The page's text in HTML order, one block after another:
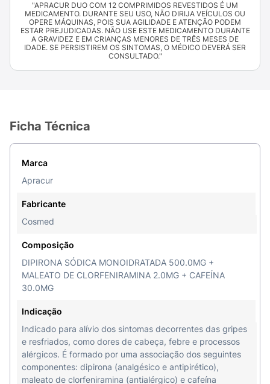
"APRACUR DUO COM 12 COMPRIMIDOS REVESTIDOS É UM
MEDICAMENTO. DURANTE SEU USO, NÃO DIRIJA VEÍCULOS OU
OPERE MÁQUINAS, POIS SUA AGILIDADE E ATENÇÃO PODEM
ESTAR PREJUDICADAS. NÃO USE ESTE MEDICAMENTO DURANTE
A GRAVIDEZ E EM CRIANÇAS MENORES DE TRÊS MESES DE
IDADE. SE PERSISTIREM OS SINTOMAS, O MÉDICO DEVERÁ SER
CONSULTADO."
Ficha Técnica
Marca
Apracur
Fabricante
Cosmed
Composição
DIPIRONA SÓDICA MONOIDRATADA 500.0MG +
MALEATO DE CLORFENIRAMINA 2.0MG + CAFEÍNA
30.0MG
Indicação
Indicado para alívio dos sintomas decorrentes das gripes
e resfriados, como dores de cabeça, febre e processos
alérgicos. É formado por uma associação dos seguintes
componentes: dipirona (analgésico e antipirético),
maleato de clorfeniramina (antialérgico) e cafeína